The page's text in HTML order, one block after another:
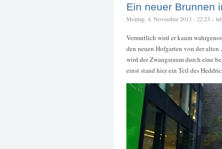
Ein neuer Brunnen
Montag, 4. November 2013 - 22:23 –
Vermutlich wird er kaum
den neuen Hofgarten von der
wird der Zwangsraum durch eine
einst stand hier ein Teil des